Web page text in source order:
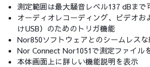
測定範囲は最大騒音レベル137 dBまで
オーディオレコーディング、ビデオお
けUSB）のためのトリガ機能
Nor850ソフトウェアとのシームレス
Nor Connect Nor1051で測定ファイル
本体画面上に詳しい機能説明を表示